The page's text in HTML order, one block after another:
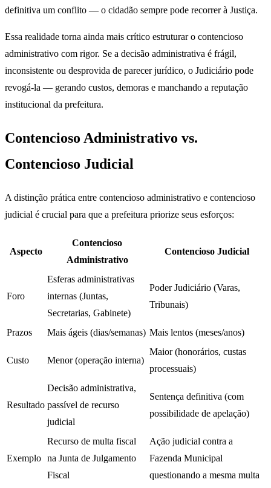
definitiva um conflito — o cidadão sempre pode recorrer à Justiça.
Essa realidade torna ainda mais crítico estruturar o contencioso
administrativo com rigor. Se a decisão administrativa é frágil,
inconsistente ou desprovida de parecer jurídico, o Judiciário pode
revogá-la — gerando custos, demoras e manchando a reputação
institucional da prefeitura.
Contencioso Administrativo vs.
Contencioso Judicial
A distinção prática entre contencioso administrativo e contencioso
judicial é crucial para que a prefeitura priorize seus esforços:
Aspecto
Contencioso
Administrativo
Contencioso Judicial
Foro
Esferas administrativas
internas (Juntas,
Secretarias, Gabinete)
Poder Judiciário (Varas,
Tribunais)
Prazos Mais ágeis (dias/semanas) Mais lentos (meses/anos)
Custo Menor (operação interna)
Maior (honorários, custas
processuais)
Resultado
Decisão administrativa,
passível de recurso
judicial
Sentença definitiva (com
possibilidade de apelação)
Exemplo
Recurso de multa fiscal
na Junta de Julgamento
Fiscal
Ação judicial contra a
Fazenda Municipal
questionando a mesma multa